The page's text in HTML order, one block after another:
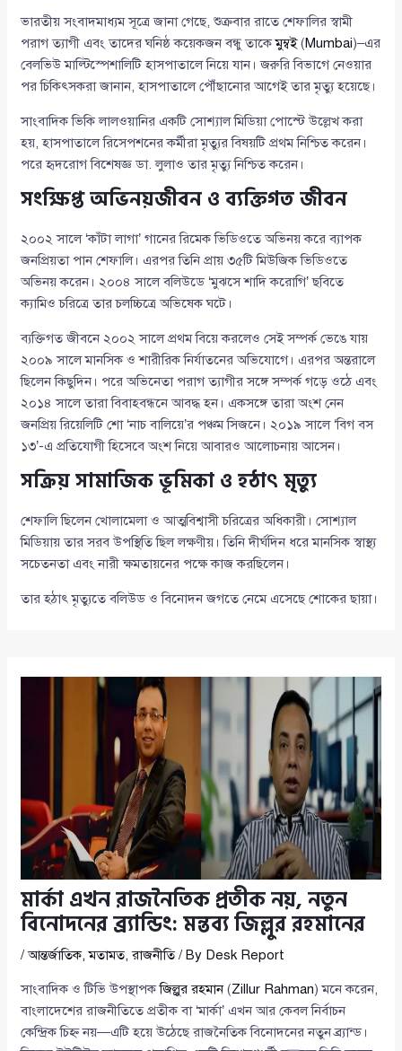
ভারতীয় সংবাদমাধ্যম সূত্রে জানা গেছে, শুক্রবার রাতে শেফালির স্বামী
পরাগ ত্যাগী এবং তাদের ঘনিষ্ঠ কয়েকজন বন্ধু তাকেমুম্বই(Mumbai)–এর
বেলভিউ মাল্টিস্পেশালিটি হাসপাতালে নিয়ে যান। জরুরি বিভাগে নেওয়ার
পর চিকিৎসকরা জানান, হাসপাতালে পৌঁছানোর আগেই তার মৃত্যু হয়েছে।
সাংবাদিক ভিকি লালওয়ানির একটি সোশ্যাল মিডিয়া পোস্টে উল্লেখ করা
হয়, হাসপাতালে রিসেপশনের কর্মীরা মৃত্যুর বিষয়টি প্রথম নিশ্চিত করেন।
পরে হৃদরোগ বিশেষজ্ঞ ডা. লুলাও তার মৃত্যু নিশ্চিত করেন।
সংক্ষিপ্ত অভিনয়জীবন ও ব্যক্তিগত জীবন
২০০২ সালে ‘কাঁটা লাগা’ গানের রিমেক ভিডিওতে অভিনয় করে ব্যাপক
জনপ্রিয়তা পান শেফালি। এরপর তিনি প্রায় ৩৫টি মিউজিক ভিডিওতে
অভিনয় করেন। ২০০৪ সালে বলিউডে ‘মুঝসে শাদি করোগি’ ছবিতে
ক্যামিও চরিত্রে তার চলচ্চিত্রে অভিষেক ঘটে।
ব্যক্তিগত জীবনে ২০০২ সালে প্রথম বিয়ে করলেও সেই সম্পর্ক ভেঙে যায়
২০০৯ সালে মানসিক ও শারীরিক নির্যাতনের অভিযোগে। এরপর অন্তরালে
ছিলেন কিছুদিন। পরে অভিনেতা পরাগ ত্যাগীর সঙ্গে সম্পর্ক গড়ে ওঠে এবং
২০১৪ সালে তারা বিবাহবন্ধনে আবদ্ধ হন। একসঙ্গে তারা অংশ নেন
জনপ্রিয় রিয়েলিটি শো ‘নাচ বালিয়ে’র পঞ্চম সিজনে। ২০১৯ সালে ‘বিগ বস
১৩’-এ প্রতিযোগী হিসেবে অংশ নিয়ে আবারও আলোচনায় আসেন।
সক্রিয় সামাজিক ভূমিকা ও হঠাৎ মৃত্যু
শেফালি ছিলেন খোলামেলা ও আত্মবিশ্বাসী চরিত্রের অধিকারী। সোশ্যাল
মিডিয়ায় তার সরব উপস্থিতি ছিল লক্ষণীয়। তিনি দীর্ঘদিন ধরে মানসিক স্বাস্থ্য
সচেতনতা এবং নারী ক্ষমতায়নের পক্ষে কাজ করছিলেন।
তার হঠাৎ মৃত্যুতে বলিউড ও বিনোদন জগতে নেমে এসেছে শোকের ছায়া।
মার্কা এখন রাজনৈতিক প্রতীক নয়, নতুন
বিনোদনের ব্র্যান্ডিং: মন্তব্য জিল্লুর রহমানের
/আন্তর্জাতিক,মতামত,রাজনীতি/ By Desk Report
সাংবাদিক ও টিভি উপস্থাপকজিল্লুর রহমান(Zillur Rahman) মনে করেন,
বাংলাদেশের রাজনীতিতে প্রতীক বা ‘মার্কা’ এখন আর কেবল নির্বাচন
কেন্দ্রিক চিহ্ন নয়—এটি হয়ে উঠেছে রাজনৈতিক বিনোদনের নতুন ব্র্যান্ড।